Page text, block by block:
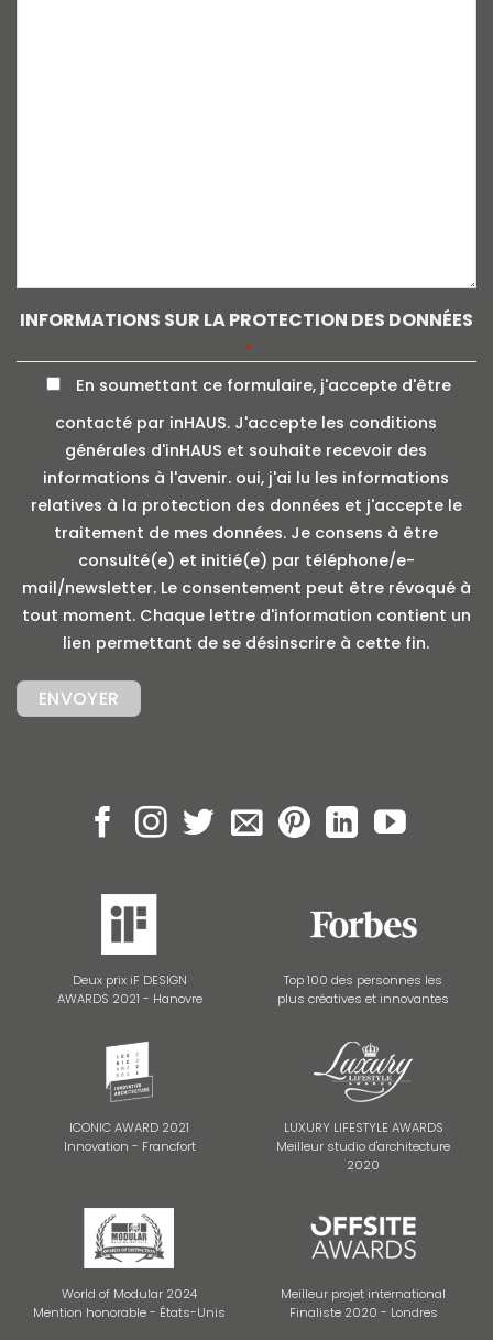
INFORMATIONS SUR LA PROTECTION DES DONNÉES
*
En soumettant ce formulaire, j'accepte d'être
contacté par inHAUS. J'accepte les conditions
générales d'inHAUS et souhaite recevoir des
informations à l'avenir. oui, j'ai lu les informations
relatives à la protection des données et j'accepte le
traitement de mes données. Je consens à être
consulté(e) et initié(e) par téléphone/e-
mail/newsletter. Le consentement peut être révoqué à
tout moment. Chaque lettre d'information contient un
lien permettant de se désinscrire à cette fin.
Deux prix iF DESIGN
AWARDS 2021 - Hanovre
Top 100 des personnes les
plus créatives et innovantes
ICONIC AWARD 2021
Innovation - Francfort
LUXURY LIFESTYLE AWARDS
Meilleur studio d'architecture
2020
World of Modular 2024
Mention honorable - États-Unis
Meilleur projet international
Finaliste 2020 - Londres